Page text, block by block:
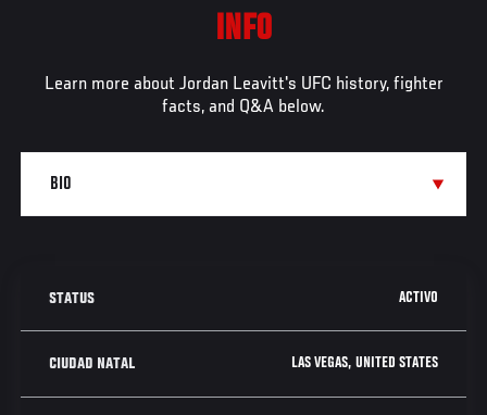
INFO
Learn more about Jordan Leavitt's UFC history, fighter
facts, and Q&A below.
STATUS ACTIVO
CIUDAD NATAL LAS VEGAS, UNITED STATES